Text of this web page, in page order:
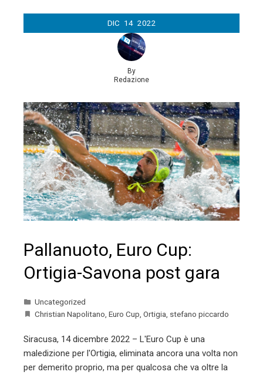
DIC 14 2022
By
Redazione
Pallanuoto, Euro Cup:
Ortigia-Savona post gara
Uncategorized
Christian Napolitano Euro Cup Ortigia stefano piccardo
Siracusa, 14 dicembre 2022 – L'Euro Cup è una
maledizione per l'Ortigia, eliminata ancora una volta non
per demerito proprio, ma per qualcosa che va oltre la